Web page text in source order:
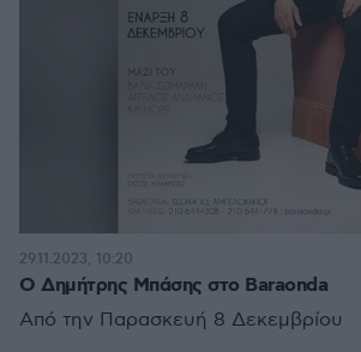
Ο Δημήτρης Μπάσης στο Baraonda
Από την Παρασκευή 8 Δεκεμβρίου
29.11.2023, 10:20